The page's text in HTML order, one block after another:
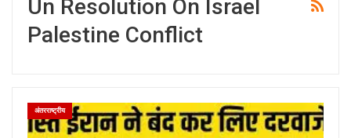
Un Resolution On Israel
Palestine Conflict
अंतरराष्ट्रीय